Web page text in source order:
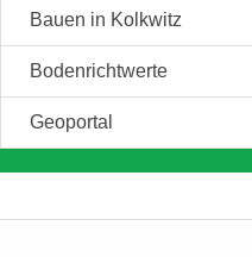
Bauen in Kolkwitz
Bodenrichtwerte
Geoportal